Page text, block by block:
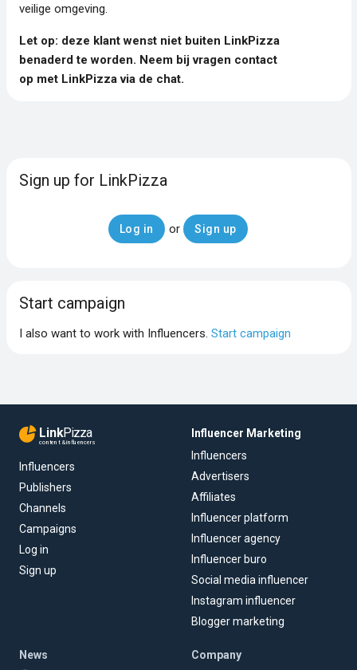
veilige omgeving.
Let op: deze klant wenst niet buiten LinkPizza
benaderd te worden. Neem bij vragen contact
op met LinkPizza via de chat.
Sign up for LinkPizza
Log in or Sign up
Start campaign
I also want to work with Influencers. Start campaign
LinkPizza
content & influencers
Influencers
Publishers
Channels
Campaigns
Log in
Sign up
Influencer Marketing
Influencers
Advertisers
Affiliates
Influencer platform
Influencer agency
Influencer buro
Social media influencer
Instagram influencer
Blogger marketing
News Company